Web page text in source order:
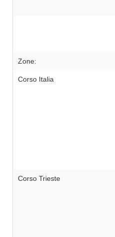
Zone:
Corso Italia
Corso Trieste